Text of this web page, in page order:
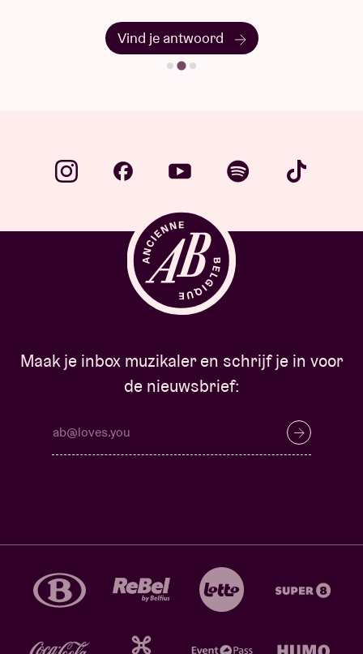
Vind je antwoord
Maak je inbox muzikaler en schrijf je in voor
de nieuwsbrief: